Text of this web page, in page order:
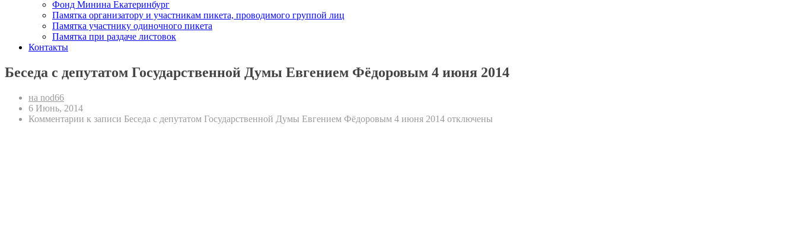
Фонд Минина Екатеринбург
Памятка организатору и участникам пикета, проводимого группой лиц
Памятка участнику одиночного пикета
Памятка при раздаче листовок
Контакты
Беседа с депутатом Государственной Думы Евгением Фёдоровым 4 июня 2014
на nod66
6 Июнь, 2014
Комментарии к записи Беседа с депутатом Государственной Думы Евгением Фёдоровым 4 июня 2014 отключены